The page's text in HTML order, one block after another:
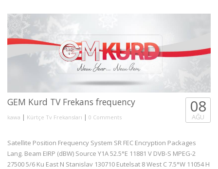
GEM Kurd TV Frekans frequency
kawa | Kürtçe Tv Frekansları | 0 Comments
08
AĞU
Satellite Position Frequency System SR FEC Encryption Packages
Lang. Beam EIRP (dBW) Source Y1A 52.5°E 11881 V DVB-S MPEG-2
27500 5/6 Ku East N Stanislav 130710 Eutelsat 8 West C 7.5°W 11054 H